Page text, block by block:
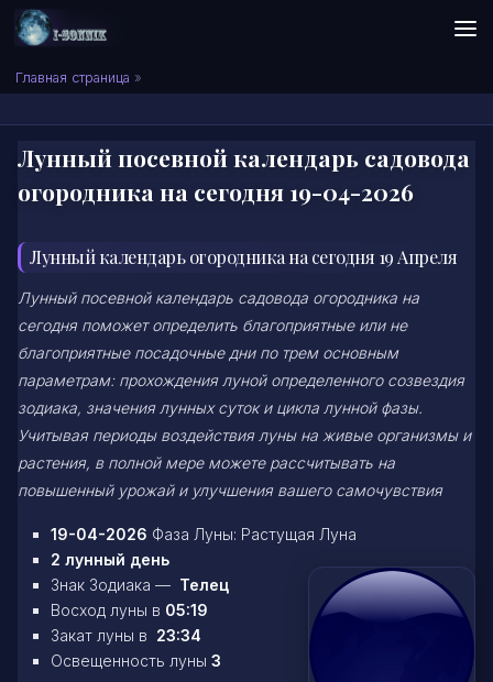
Skip to content
Сонник I-SONNIK.COM
Главная страница »
Лунный посевной календарь садовода
огородника на сегодня 19-04-2026
Лунный календарь огородника на сегодня 19 Апреля
Лунный посевной календарь садовода огородника на
сегодня поможет определить благоприятные или не
благоприятные посадочные дни по трем основным
параметрам: прохождения луной определенного созвездия
зодиака, значения лунных суток и цикла лунной фазы.
Учитывая периоды воздействия луны на живые организмы и
растения, в полной мере можете рассчитывать на
повышенный урожай и улучшения вашего самочувствия
19-04-2026 Фаза Луны: Растущая Луна
2 лунный день
Знак Зодиака — Телец
Восход луны в 05:19
Закат луны в 23:34
Освещенность луны 3